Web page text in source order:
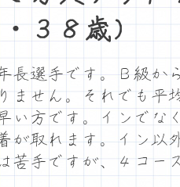
３８歳）
長選手です。Ｂ級か
ません。それでも平
い方です。インでな
が取れます。イン以
苦手ですが、４コー